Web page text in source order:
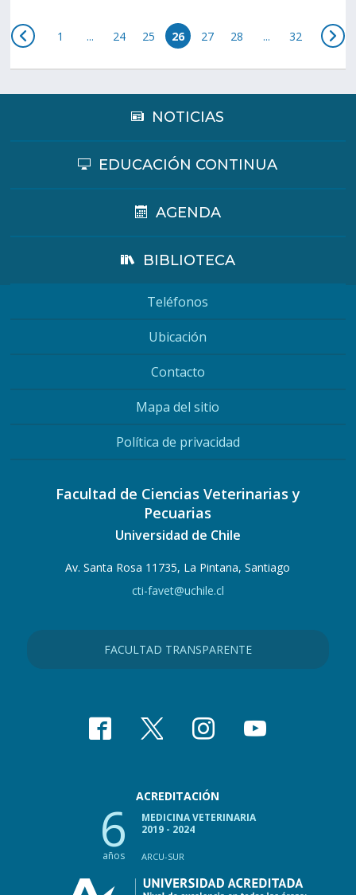
1 ... 24 25 26 27 28 ... 32
NOTICIAS
EDUCACIÓN CONTINUA
AGENDA
BIBLIOTECA
Teléfonos
Ubicación
Contacto
Mapa del sitio
Política de privacidad
Facultad de Ciencias Veterinarias y
Pecuarias
Universidad de Chile
Av. Santa Rosa 11735, La Pintana, Santiago
cti-favet@uchile.cl
FACULTAD TRANSPARENTE
ACREDITACIÓN
6
años
MEDICINA VETERINARIA
2019 - 2024
ARCU-SUR